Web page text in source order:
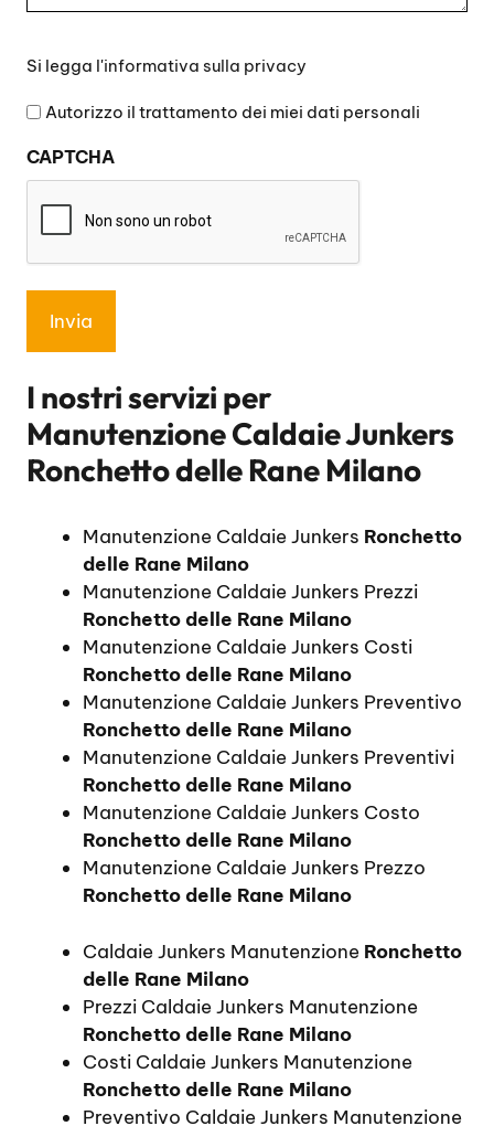
legga
l'informativa
privacy
Si legga l'informativa sulla privacy
Autorizzo il trattamento dei miei dati personali
CAPTCHA
I nostri servizi per
Manutenzione Caldaie Junkers
Ronchetto delle Rane Milano
Manutenzione Caldaie Junkers Ronchetto
delle Rane Milano
Manutenzione Caldaie Junkers Prezzi
Ronchetto delle Rane Milano
Manutenzione Caldaie Junkers Costi
Ronchetto delle Rane Milano
Manutenzione Caldaie Junkers Preventivo
Ronchetto delle Rane Milano
Manutenzione Caldaie Junkers Preventivi
Ronchetto delle Rane Milano
Manutenzione Caldaie Junkers Costo
Ronchetto delle Rane Milano
Manutenzione Caldaie Junkers Prezzo
Ronchetto delle Rane Milano
Caldaie Junkers Manutenzione Ronchetto
delle Rane Milano
Prezzi Caldaie Junkers Manutenzione
Ronchetto delle Rane Milano
Costi Caldaie Junkers Manutenzione
Ronchetto delle Rane Milano
Preventivo Caldaie Junkers Manutenzione